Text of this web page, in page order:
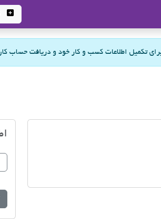
تکمیل اطلاعات کسب و کار خود و دریافت حساب